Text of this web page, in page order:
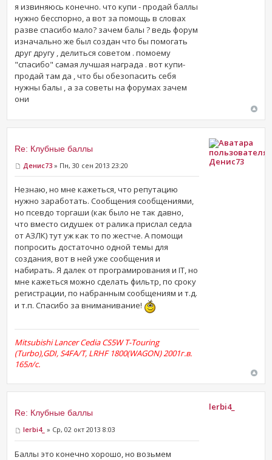
я извиняюсь конечно. что купи - продай баллы
нужно бесспорно, а вот за помощь в словах
разве спасибо мало? зачем балы ? ведь форум
изначально же был создан что бы помогать
друг другу , делиться советом . помоему
"спасибо" самая лучшая награда . вот купи-
продай там да , что бы обезопасить себя
нужны балы , а за советы на форумах зачем
они
Re: Клубные баллы
Денис73 » Пн, 30 сен 2013 23:20
Незнаю, но мне кажеться, что репутацию
нужно заработать. Сообщения сообщениями,
но псевдо торгаши (как было не так давно,
что вместо сидушек от ралика прислал седла
от АЗЛК) тут уж как то по жестче. А помощи
попросить достаточно одной темы для
создания, вот в ней уже сообщения и
набирать. Я далек от програмирования и IT, но
мне кажеться можно сделать фильтр, по сроку
регистрации, по набранным сообщениям и т.д.
и т.п. Спасибо за вниманивание!
Mitsubishi Lancer Cedia CS5W T-Touring
(Turbo),GDI, S4FA/T, LRHF 1800(WAGON) 2001г.в.
165л/с.
Денис73
Re: Клубные баллы
lerbi4_ » Ср, 02 окт 2013 8:03
Баллы это конечно хорошо, но возьмем
lerbi4_